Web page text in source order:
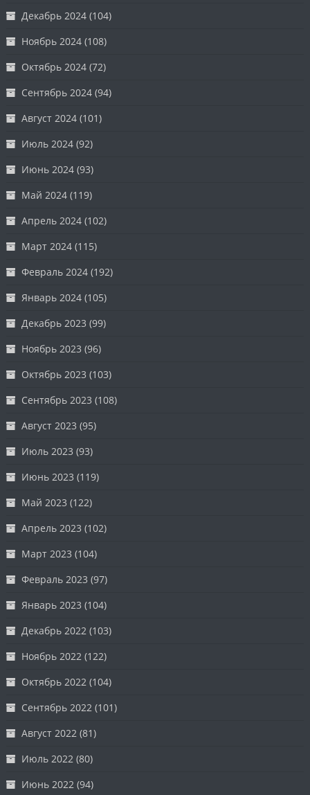
Декабрь 2024 (104)
Ноябрь 2024 (108)
Октябрь 2024 (72)
Сентябрь 2024 (94)
Август 2024 (101)
Июль 2024 (92)
Июнь 2024 (93)
Май 2024 (119)
Апрель 2024 (102)
Март 2024 (115)
Февраль 2024 (192)
Январь 2024 (105)
Декабрь 2023 (99)
Ноябрь 2023 (96)
Октябрь 2023 (103)
Сентябрь 2023 (108)
Август 2023 (95)
Июль 2023 (93)
Июнь 2023 (119)
Май 2023 (122)
Апрель 2023 (102)
Март 2023 (104)
Февраль 2023 (97)
Январь 2023 (104)
Декабрь 2022 (103)
Ноябрь 2022 (122)
Октябрь 2022 (104)
Сентябрь 2022 (101)
Август 2022 (81)
Июль 2022 (80)
Июнь 2022 (94)